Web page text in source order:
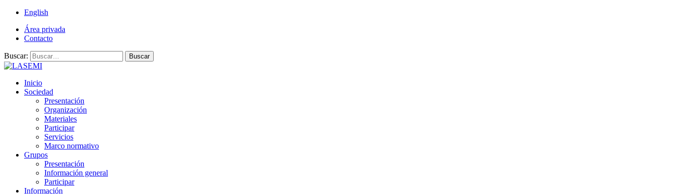
English
Área privada
Contacto
Buscar: Buscar
Inicio
Sociedad
Presentación
Organización
Materiales
Participar
Servicios
Marco normativo
Grupos
Presentación
Información general
Participar
Información